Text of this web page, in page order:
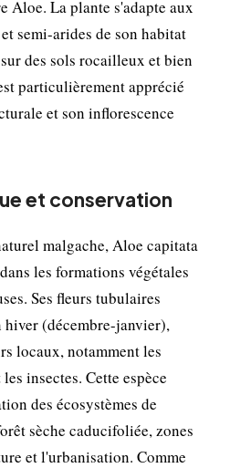
Aloe. La plante s'adapte aux
semi-arides de son habitat
des sols rocailleux et bien
particulièrement apprécié
et son inflorescence
et conservation
malgache, Aloe capitata
les formations végétales
Ses fleurs tubulaires
hiver (décembre-janvier),
locaux, notamment les
insectes. Cette espèce
des écosystèmes de
sèche caducifoliée, zones
et l'urbanisation. Comme